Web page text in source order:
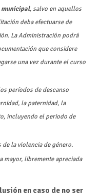
, salvo en aquellos
deba efectuarse de
La Administración podrá
que considere
una vez durante el curso
períodos de descanso
la paternidad, la
incluyendo el periodo de
de la violencia de género.
mayor, libremente apreciada
en caso de no ser